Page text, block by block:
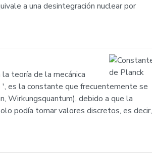
a una desintegración nuclear por
teoría de la mecánica
', es la constante que frecuentemente se
Wirkungsquantum), debido a que la
podía tomar valores discretos, es decir,